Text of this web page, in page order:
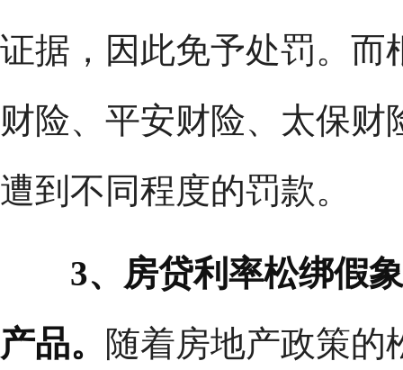
证据，因此免予处罚。而
财险、平安财险、太保财
遭到不同程度的罚款。
3、房贷利率松绑假
产品。 随着房地产政策的